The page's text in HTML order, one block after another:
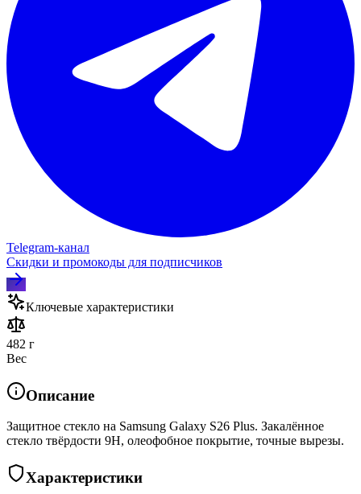
Telegram‑канал
Скидки и промокоды для подписчиков
Ключевые характеристики
482 г
Вес
Описание
Защитное стекло на Samsung Galaxy S26 Plus. Закалённое
стекло твёрдости 9H, олеофобное покрытие, точные вырезы.
Характеристики